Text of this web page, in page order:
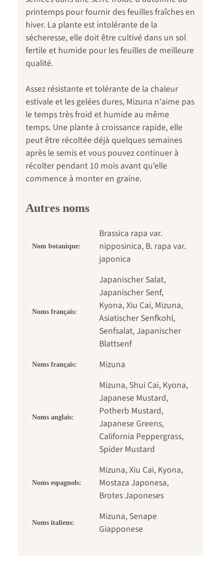
printemps pour fournir des feuilles fraîches en
hiver. La plante est intolérante de la
sécheresse, elle doit être cultivé dans un sol
fertile et humide pour les feuilles de meilleure
qualité.
Assez résistante et tolérante de la chaleur
estivale et les gelées dures, Mizuna n'aime pas
le temps très froid et humide au même
temps. Une plante à croissance rapide, elle
peut être récoltée déjà quelques semaines
après le semis et vous pouvez continuer à
récolter pendant 10 mois avant qu'elle
commence à monter en graine.
Autres noms
Nom botanique:
Brassica rapa var.
nipposinica, B. rapa var.
japonica
Noms français:
Japanischer Salat,
Japanischer Senf,
Kyona, Xiu Cai, Mizuna,
Asiatischer Senfkohl,
Senfsalat, Japanischer
Blattsenf
Noms français: Mizuna
Noms anglais:
Mizuna, Shui Cai, Kyona,
Japanese Mustard,
Potherb Mustard,
Japanese Greens,
California Peppergrass,
Spider Mustard
Noms espagnols:
Mizuna, Xiu Cai, Kyona,
Mostaza Japonesa,
Brotes Japoneses
Noms italiens:
Mizuna, Senape
Giapponese